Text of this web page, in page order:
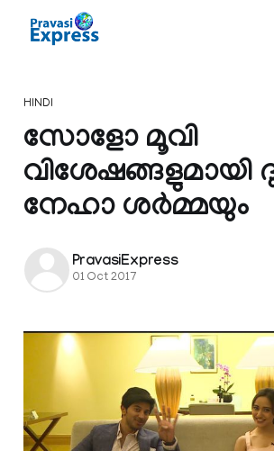
HINDI
സോളോ മൂവി
വിശേഷങ്ങളുമായി
നേഹാ ശര്‍മ്മയും
PravasiExpress
01 Oct 2017